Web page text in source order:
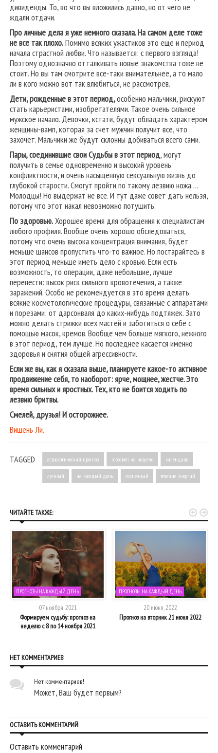
дивиденды. То, во что вы вложились давно, но от чего не
ждали отдачи.
Про личные дела я уже немного сказала. На самом деле тоже
не все так плохо.Помимо всяких ужастиков это еще и период
начала страстной любви. Что называется: с первого взгляда!
Поэтому однозначно отталкивать новые знакомства тоже не
стоит. Но вы там смотрите все-таки внимательнее, а то мало
ли в кого можно вот так влюбиться, не рассмотрев.
Дети, рожденные в этот период,особенно мальчики, рискуют
стать карьеристами, изобретателями. Такое очень сильное
мужское начало. Девочки, кстати, будут обладать характером
женщины-вамп, которая за счет мужчин получит все, что
захочет. Мальчики же будут склонны добиваться всего сами.
Пары, соединившие свои Судьбы в этот период, могут
получить в семье одновременно и высокий уровень
конфликтности, и очень насыщенную сексуальную жизнь до
глубокой старости. Смогут пройти по такому лезвию ножа….
Молодцы! Но выдержат не все. И тут даже совет дать нельзя,
потому что этот накал невозможно потушить.
По здоровью.Хорошее время для обращения к специалистам
любого профиля. Вообще очень хорошо обследоваться,
потому что очень высока концентрация внимания, будет
меньше шансов пропустить что-то важное. Но постарайтесь в
этот период меньше иметь дело с кровью. Если есть
возможность, то операции, даже небольшие, лучше
перенести: высок риск сильного кровотечения, а также
заражений. Особо не рекомендуется в это время делать
всякие косметологические процедуры, связанные с аппаратами
и порезами: от дарсонваля до каких-нибудь подтяжек. Зато
можно делать стрижки всех мастей и заботиться о себе с
помощью масок, кремов. Вообще чем больше мягкого, нежного
в этот период, тем лучше. Но последнее касается именно
здоровья и снятия общей агрессивности.
Если же вы, как я сказала выше, планируете какое-то активное
продвижение себя, то наоборот: ярче, мощнее, жестче. Это
время сильных и яростных. Тех, кто не боится ходить по
лезвию бритвы.
Смелей, друзья! И осторожнее.
Вишень Ли.
TAGGED астрологический прогноз гороскоп на неделю календарь
лунный на каждый день солнечный течения энергий
ЧИТАЙТЕ ТАКЖЕ:
ПРОГНОЗЫ НА КАЖДЫЙ ДЕНЬ
07 ноября, 2021
Формируем судьбу: прогноз на
неделю с 8 по 14 ноября 2021
ПРОГНОЗЫ НА КАЖДЫЙ ДЕНЬ
20 июня, 2022
Прогноз на вторник 21 июня 2022
 
НЕТ КОММЕНТАРИЕВ
Нет комментариев!
Может, Ваш будет первым?
ОСТАВИТЬ КОММЕНТАРИЙ
Оставить комментарий